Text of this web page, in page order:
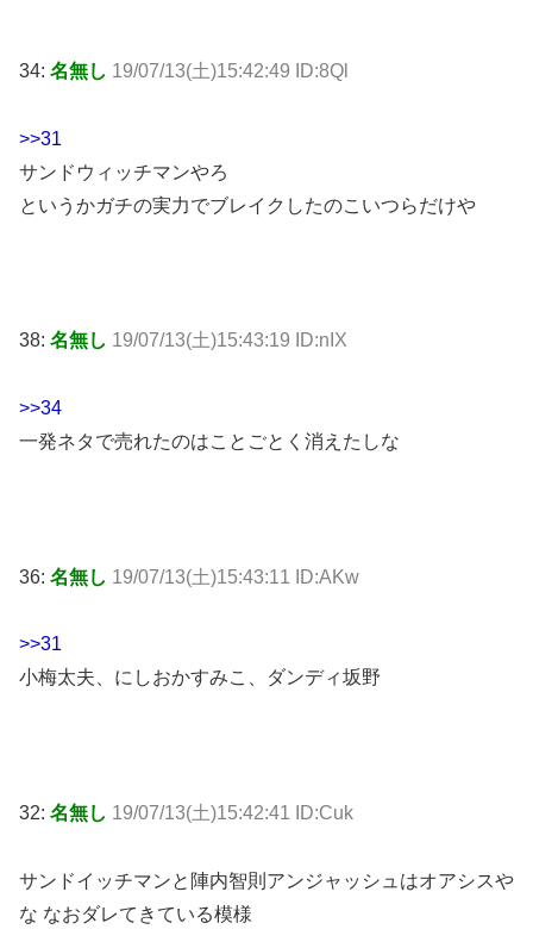
34: 名無し 19/07/13(土)15:42:49 ID:8Ql
>>31
サンドウィッチマンやろ
というかガチの実力でブレイクしたのこいつらだけや
38: 名無し 19/07/13(土)15:43:19 ID:nIX
>>34
一発ネタで売れたのはことごとく消えたしな
36: 名無し 19/07/13(土)15:43:11 ID:AKw
>>31
小梅太夫、にしおかすみこ、ダンディ坂野
32: 名無し 19/07/13(土)15:42:41 ID:Cuk
サンドイッチマンと陣内智則アンジャッシュはオアシスや
な なおダレてきている模様